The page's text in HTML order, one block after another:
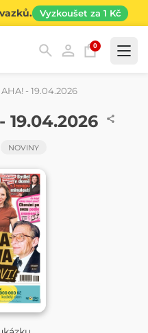
Vyzkoušet za 1 Kč
0
- 19.04.2026
19.04.2026
NOVINY